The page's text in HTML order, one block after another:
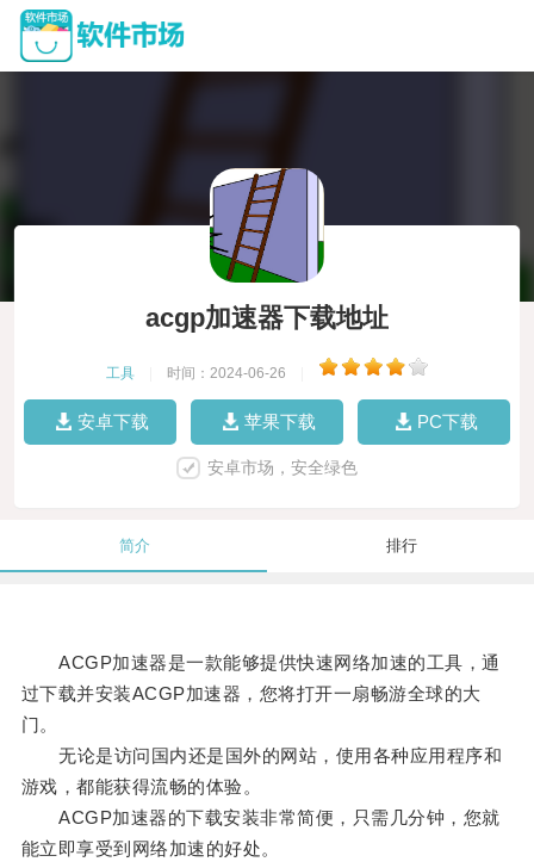
acgp加速器下载地址
工具 时间：2024-06-26
安卓下载 苹果下载 PC下载
安卓市场，安全绿色
简介 排行
ACGP加速器是一款能够提供快速网络加速的工具，通
过下载并安装ACGP加速器，您将打开一扇畅游全球的大
门。
无论是访问国内还是国外的网站，使用各种应用程序和
游戏，都能获得流畅的体验。
ACGP加速器的下载安装非常简便，只需几分钟，您就
能立即享受到网络加速的好处。